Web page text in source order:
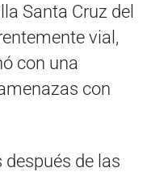
Santa Cruz del
vial,
con una
con
de las